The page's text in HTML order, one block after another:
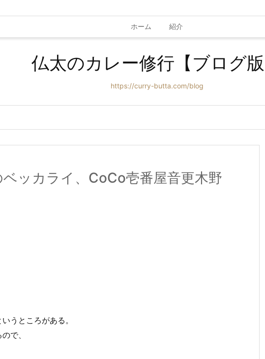
ホーム 紹介
仏太のカレー修行【ブログ版
https://curry-butta.com/blog
ッカライ、CoCo壱番屋音更木野
うところがある。
で、